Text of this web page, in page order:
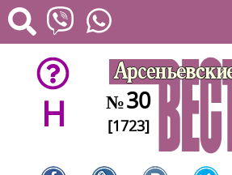
H №30
[1723]